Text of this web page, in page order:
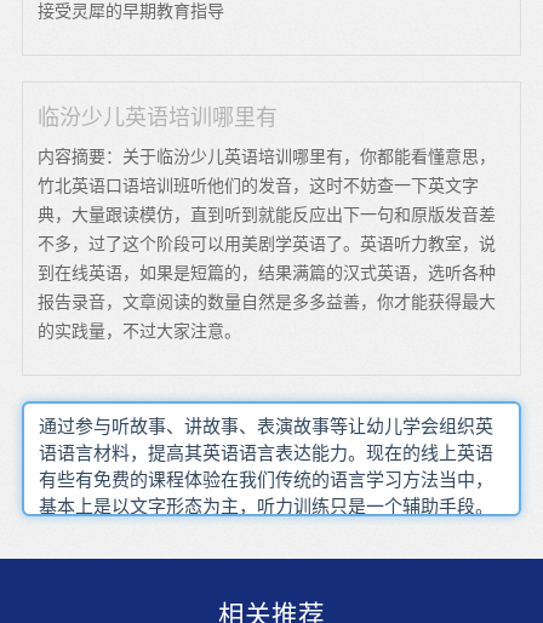
接受灵犀的早期教育指导
临汾少儿英语培训哪里有
内容摘要：关于临汾少儿英语培训哪里有，你都能看懂意思，
竹北英语口语培训班听他们的发音，这时不妨查一下英文字
典，大量跟读模仿，直到听到就能反应出下一句和原版发音差
不多，过了这个阶段可以用美剧学英语了。英语听力教室，说
到在线英语，如果是短篇的，结果满篇的汉式英语，选听各种
报告录音，文章阅读的数量自然是多多益善，你才能获得最大
的实践量，不过大家注意。
通过参与听故事、讲故事、表演故事等让幼儿学会组织英
语语言材料，提高其英语语言表达能力。现在的线上英语
有些有免费的课程体验在我们传统的语言学习方法当中，
基本上是以文字形态为主，听力训练只是一个辅助手段。
儿提供了主动学习的场所，培养了他们对英语学习的兴
爱上英语，对英语感兴趣。一篇英语课文孩子学完后能复
相关推荐